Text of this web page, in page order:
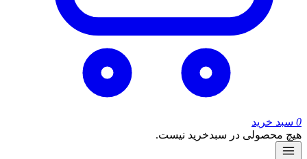
0 سبد خرید
هیچ محصولی در سبدخرید نیست.